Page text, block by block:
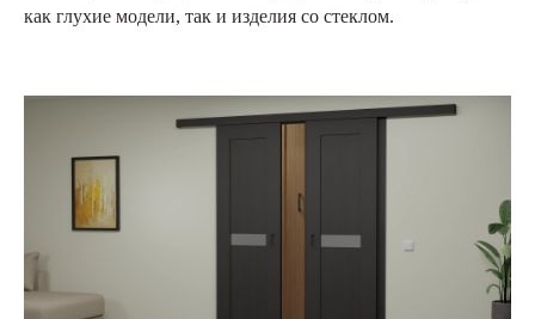
как глухие модели, так и изделия со стеклом.